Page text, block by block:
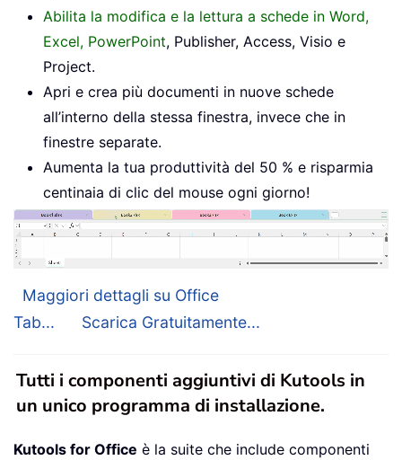
Abilita la modifica e la lettura a schede in Word,
Excel, PowerPoint, Publisher, Access, Visio e
Project.
Apri e crea più documenti in nuove schede
all’interno della stessa finestra, invece che in
finestre separate.
Aumenta la tua produttività del 50 % e risparmia
centinaia di clic del mouse ogni giorno!
Maggiori dettagli su Office
Tab...
Scarica Gratuitamente...
Tutti i componenti aggiuntivi di Kutools in
un unico programma di installazione.
Kutools for Office è la suite che include componenti